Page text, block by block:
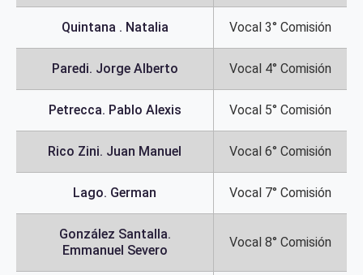
Quintana . Natalia Vocal 3° Comisión
Paredi. Jorge Alberto Vocal 4° Comisión
Petrecca. Pablo Alexis Vocal 5° Comisión
Rico Zini. Juan Manuel Vocal 6° Comisión
Lago. German Vocal 7° Comisión
González Santalla.
Emmanuel Severo
Vocal 8° Comisión